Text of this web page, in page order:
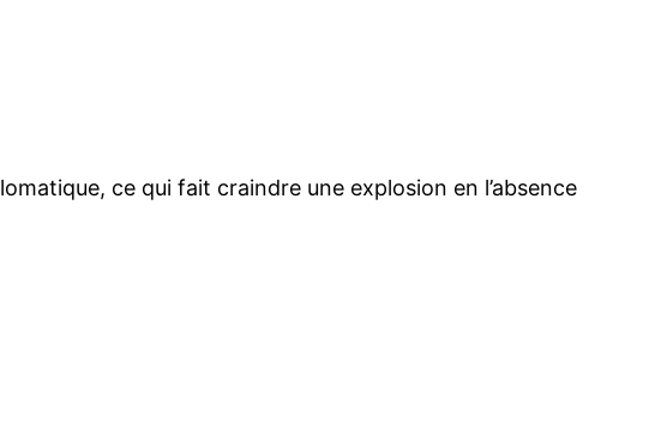
ce qui fait craindre une explosion en l’absence